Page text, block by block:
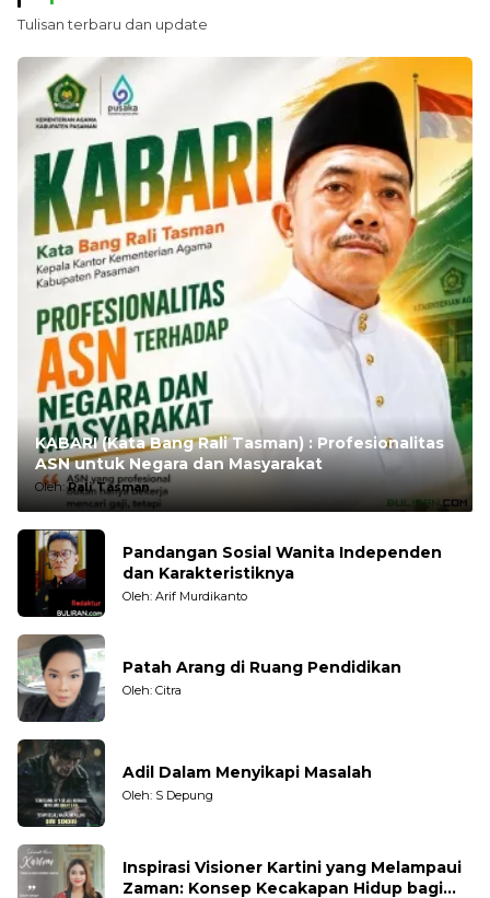
Tulisan terbaru dan update
KABARI (Kata Bang Rali Tasman) : Profesionalitas
ASN untuk Negara dan Masyarakat
Oleh:Rali Tasman
Pandangan Sosial Wanita Independen
dan Karakteristiknya
Oleh: Arif Murdikanto
Patah Arang di Ruang Pendidikan
Oleh: Citra
Adil Dalam Menyikapi Masalah
Oleh: S Depung
Inspirasi Visioner Kartini yang Melampaui
Zaman: Konsep Kecakapan Hidup bagi